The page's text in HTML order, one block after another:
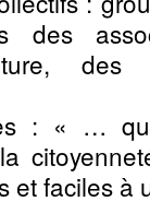
des
des
: « …
et faciles à